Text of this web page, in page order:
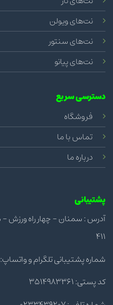
نت‌های ویولن
نت‌های سنتور
نت‌های پیانو
دسترسی سریع
فروشگاه
تماس با ما
درباره ما
پشتیبانی
411
شماره پشتیبانی تلگرام و واتساپ: 09123992036
کد پستی: 3514983361